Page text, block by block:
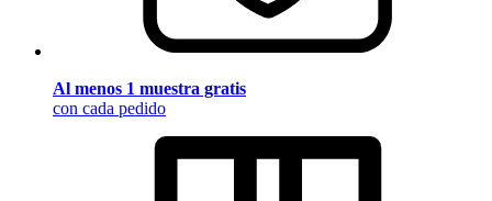
Al menos 1 muestra gratis
con cada pedido